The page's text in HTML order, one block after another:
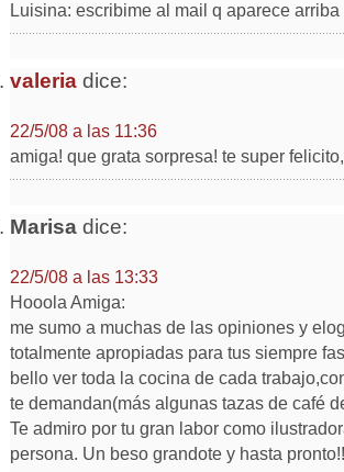
Luisina: escribime al mail q aparece
valeriadice:
22/5/08 a las 11:36
amiga! que grata sorpresa! te super
Marisadice:
22/5/08 a las 13:33
Hooola Amiga:
me sumo a muchas de las opiniones y
totalmente apropiadas para tus siempre
bello ver toda la cocina de cada
te demandan(más algunas tazas de café
Te admiro por tu gran labor como
persona. Un beso grandote y hasta pronto!!